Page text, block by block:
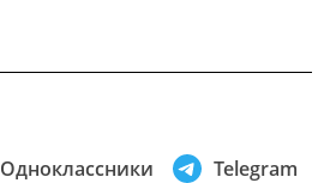
Одноклассники Telegram